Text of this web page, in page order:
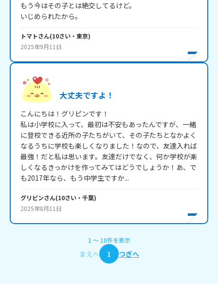
もう今はその子とは絶交してるけど。
いじめられたから。
トマトさん(10さい・ 東京)
2025年9月11日
大丈夫ですよ！
こんにちは！グリピンです！
私は小学校に入って、最初は不安もあったんですが、一緒
に登校できる近所の子たちがいて、その子たちとなかよく
なるうちに学校も楽しくなりました！なので、友達入れば
最強！だと私は思います。友達だけでなく、何か学校が楽
しくなるきっかけを作ってみてはどうでしょうか！あ、で
も2017年なら、もう中学生ですか...
グリピンさん(10さい・ 千葉)
2025年8月11日
1 〜 10件を表示
まえへ 1 つぎへ